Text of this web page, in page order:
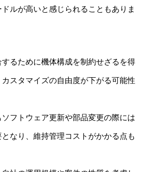
ルが高いと感じられることもありま
するために機体構成を制約せざるを得
スタマイズの自由度が下がる可能性
フトウェア更新や部品変更の際には
なり、維持管理コストがかかる点も